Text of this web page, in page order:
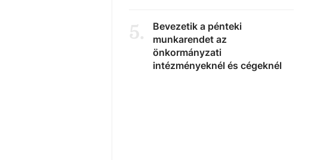
5.
Bevezetik a pénteki
munkarendet az
önkormányzati
intézményeknél és cégeknél